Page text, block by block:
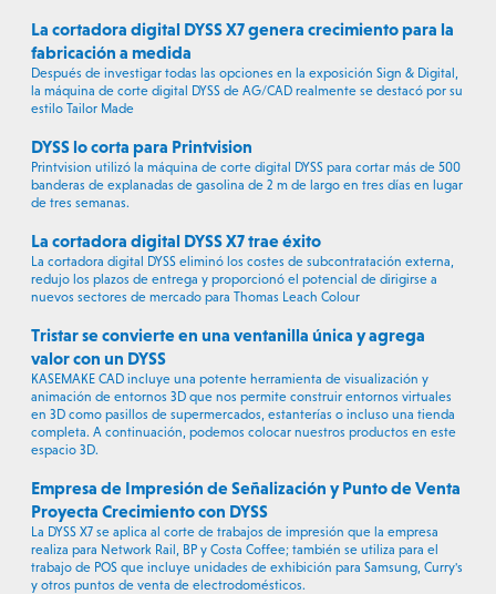
La cortadora digital DYSS X7 genera crecimiento para la
fabricación a medida
Después de investigar todas las opciones en la exposición Sign & Digital,
la máquina de corte digital DYSS de AG/CAD realmente se destacó por su
estilo Tailor Made
DYSS lo corta para Printvision
Printvision utilizó la máquina de corte digital DYSS para cortar más de 500
banderas de explanadas de gasolina de 2 m de largo en tres días en lugar
de tres semanas.
La cortadora digital DYSS X7 trae éxito
La cortadora digital DYSS eliminó los costes de subcontratación externa,
redujo los plazos de entrega y proporcionó el potencial de dirigirse a
nuevos sectores de mercado para Thomas Leach Colour
Tristar se convierte en una ventanilla única y agrega
valor con un DYSS
KASEMAKE CAD incluye una potente herramienta de visualización y
animación de entornos 3D que nos permite construir entornos virtuales
en 3D como pasillos de supermercados, estanterías o incluso una tienda
completa. A continuación, podemos colocar nuestros productos en este
espacio 3D.
Empresa de Impresión de Señalización y Punto de Venta
Proyecta Crecimiento con DYSS
La DYSS X7 se aplica al corte de trabajos de impresión que la empresa
realiza para Network Rail, BP y Costa Coffee; también se utiliza para el
trabajo de POS que incluye unidades de exhibición para Samsung, Curry's
y otros puntos de venta de electrodomésticos.